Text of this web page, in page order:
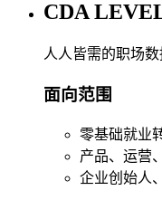
CDA
人人皆需的职场
面向范围
零基础就业
产品、运营
企业创始人